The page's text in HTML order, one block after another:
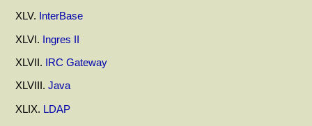
XLV. InterBase
XLVI. Ingres II
XLVII. IRC Gateway
XLVIII. Java
XLIX. LDAP